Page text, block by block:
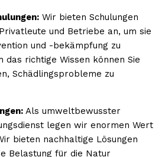
Wir bieten Schulungen
und Betriebe an, um sie
und -bekämpfung zu
das richtige Wissen können Sie
Schädlingsprobleme zu
Als umweltbewusster
legen wir enormen Wert
bieten nachhaltige Lösungen
Belastung für die Natur